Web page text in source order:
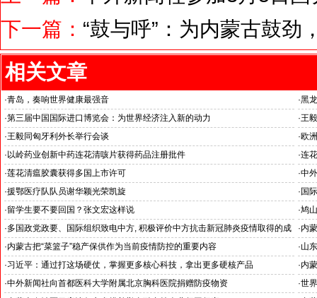
下一篇： “鼓与呼”：为内蒙古鼓劲
相关文章
·青岛，奏响世界健康最强音 ·黑
·第三届中国国际进口博览会：为世界经济注入新的动力 ·王
·王毅同匈牙利外长举行会谈 ·欧
· 以岭药业创新中药连花清咳片获得药品注册批件 ·连
·莲花清瘟胶囊获得多国上市许可 ·中
·援鄂医疗队队员谢华颖光荣凯旋 · 国
·留学生要不要回国？张文宏这样说 ·鸠
·多国政党政要、国际组织致电中方, 积极评价中方抗击新冠肺炎疫情取得的成
效
·内
·内蒙古把“菜篮子”稳产保供作为当前疫情防控的重要内容 ·山
·习近平：通过打这场硬仗，掌握更多核心科技，拿出更多硬核产品 ·内
·中外新闻社向首都医科大学附属北京胸科医院捐赠防疫物资 ·世